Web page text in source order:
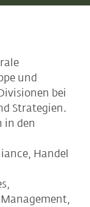
und
bei
Strategien.
in den
Handel